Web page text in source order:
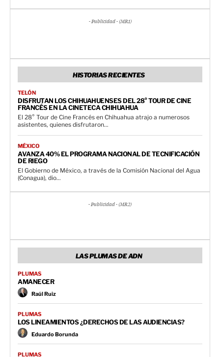
- Publicidad - (MR1)
HISTORIAS RECIENTES
TELÓN
DISFRUTAN LOS CHIHUAHUENSES DEL 28° TOUR DE CINE
FRANCÉS EN LA CINETECA CHIHUAHUA
El 28° Tour de Cine Francés en Chihuahua atrajo a numerosos
asistentes, quienes disfrutaron...
MÉXICO
AVANZA 40% EL PROGRAMA NACIONAL DE TECNIFICACIÓN
DE RIEGO
El Gobierno de México, a través de la Comisión Nacional del Agua
(Conagua), dio...
- Publicidad - (MR2)
LAS PLUMAS DE ADN
PLUMAS
AMANECER
Raúl Ruiz
PLUMAS
LOS LINEAMIENTOS ¿DERECHOS DE LAS AUDIENCIAS?
Eduardo Borunda
PLUMAS